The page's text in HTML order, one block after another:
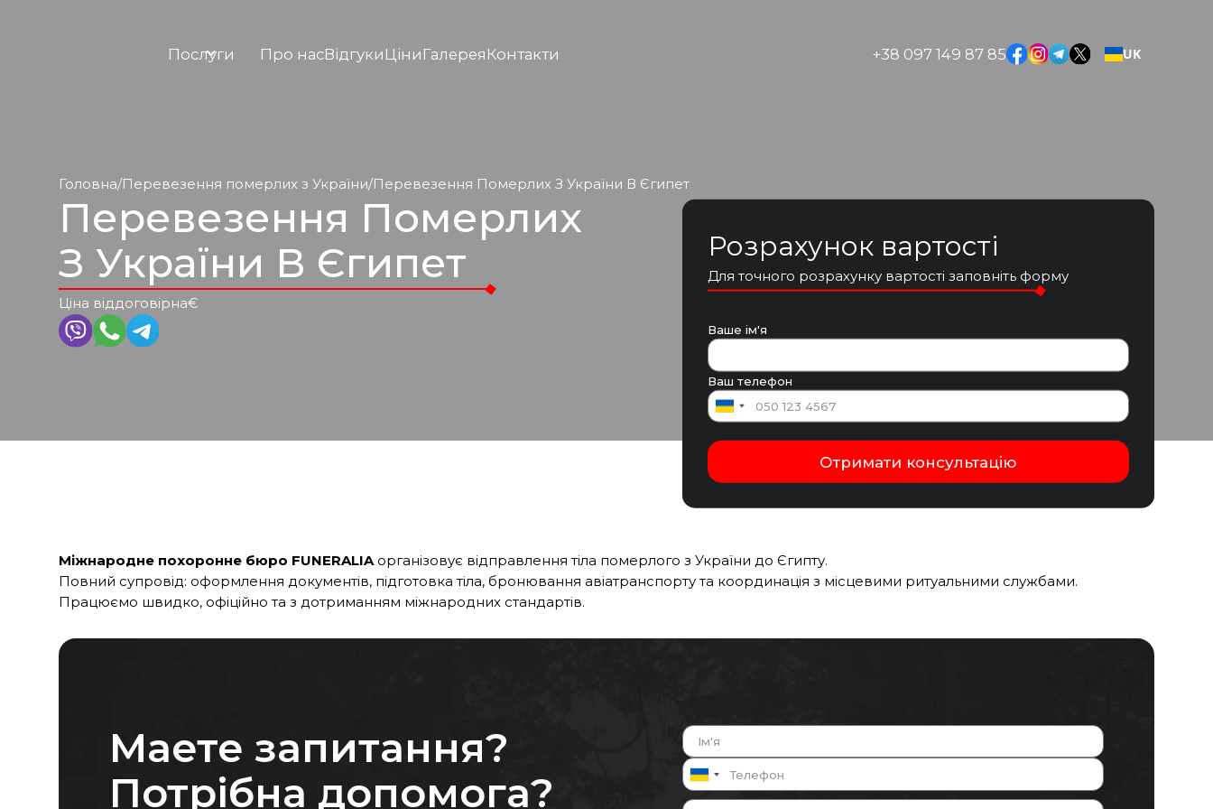
Послуги Про насВідгуки Ціни Галерея Контакти +38 097 149 87 85 UK
Головна/Перевезення померлих з України/Перевезення Померлих З України В Єгипет
Перевезення Померлих
З України В Єгипет
Ціна віддоговірна€
Розрахунок вартості
Для точного розрахунку вартості заповніть форму
Ваше ім'я
Ваш телефон
Міжнародне похоронне бюро FUNERALIAорганізовує відправлення тіла померлого з України до Єгипту.
Повний супровід: оформлення документів, підготовка тіла, бронювання авіатранспорту та координація з місцевими ритуальними службами.
Працюємо швидко, офіційно та з дотриманням міжнародних стандартів.
Маете запитання?
Потрібна допомога?